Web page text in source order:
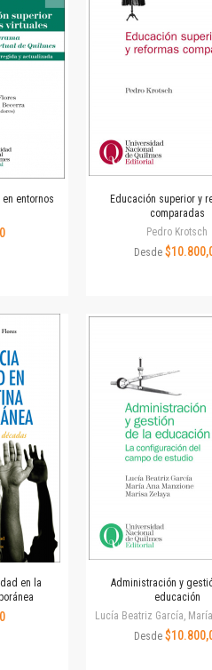
de Ciencias Sociales. Segunda época
académicas
argentina
Entre memoria y sociedad
Contemporánea
del Departamento de Ciencia y Tecnología
Virtual de Quilmes
Educación Virtual
del Departamento de Economía y Administración
y Gestión
y Sociedad
del Departamento de Ciencias Sociales
entornos
Educación superior y
comparadas
Pedro Krotsch
Desde
en la
Administración y
educación
Lucía Beatriz García,
Desde